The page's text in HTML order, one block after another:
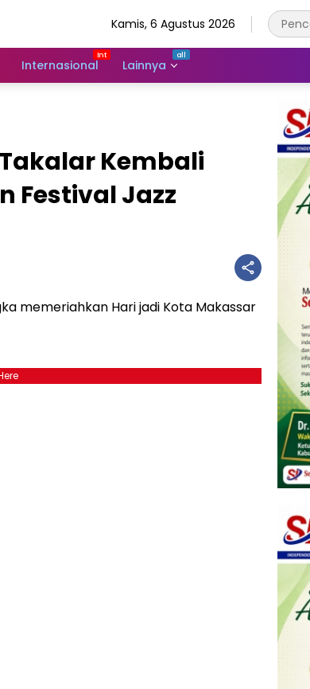
Kamis, 6 Agustus 2026
Internasional Lainnya
Kembali
Festival Jazz
memeriahkan Hari jadi Kota Makassar